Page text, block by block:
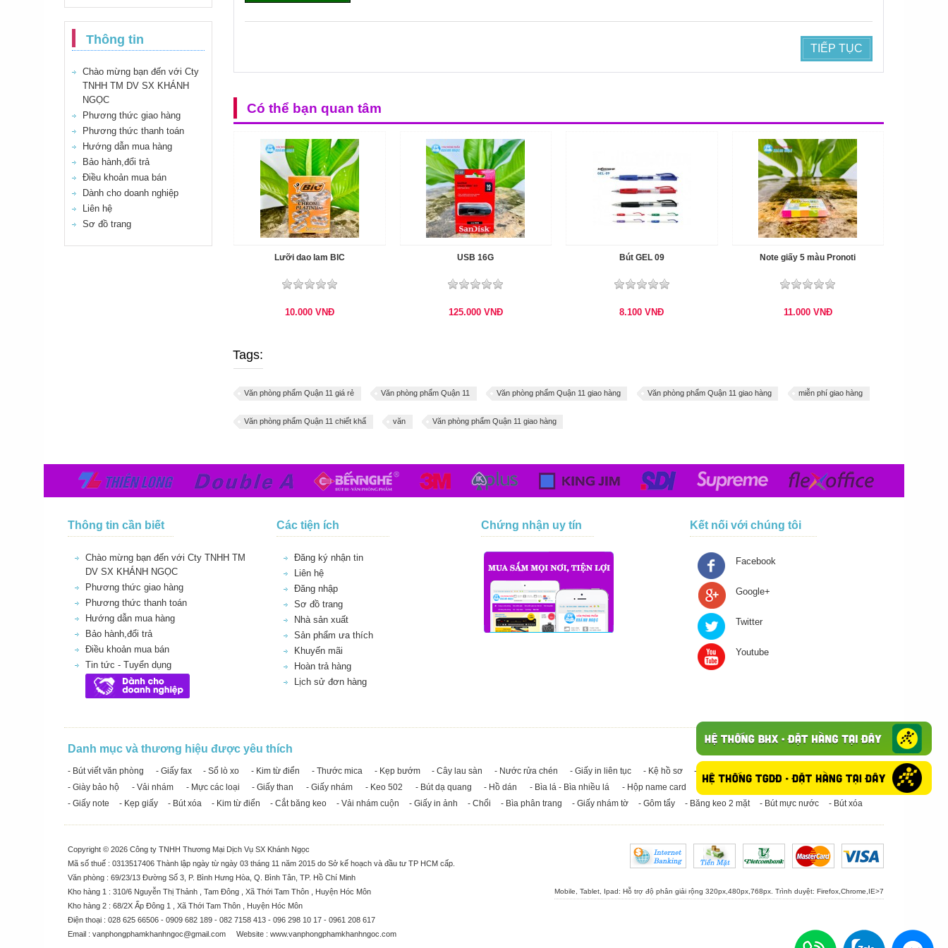
Thông tin
Chào mừng bạn đến với Cty
TNHH TM DV SX KHÁNH
NGỌC
Phương thức giao hàng
Phương thức thanh toán
Hướng dẫn mua hàng
Bảo hành,đổi trả
Điều khoản mua bán
Dành cho doanh nghiệp
Liên hệ
Sơ đồ trang
TIẾP TỤC
Có thể bạn quan tâm
Lưỡi dao lam BIC
10.000 VNĐ
USB 16G
125.000 VNĐ
Bút GEL 09
8.100VNĐ
Note giấy 5 màu Pronoti
11.000 VNĐ
Tags:
Văn phòng phẩm Quận 11 giá rẻ Văn phòng phẩm Quận 11 Văn phòng phẩm Quận 11 giao hàng Văn phòng phẩm Quận 11 giao hàng miễn phí giao hàng
Văn phòng phẩm Quận 11 chiết khấ văn Văn phòng phẩm Quận 11 giao hàng
Thông tin cần biết
Chào mừng bạn đến với Cty TNHH TM
DV SX KHÁNH NGỌC
Phương thức giao hàng
Phương thức thanh toán
Hướng dẫn mua hàng
Bảo hành,đổi trả
Điều khoản mua bán
Tin tức - Tuyển dụng
Các tiện ích
Đăng ký nhận tin
Liên hệ
Đăng nhập
Sơ đồ trang
Nhà sản xuất
Sản phẩm ưa thích
Khuyến mãi
Hoàn trả hàng
Lịch sử đơn hàng
Chứng nhận uy tín Kết nối với chúng tôi
Facebook
Google+
Twitter
Youtube
Danh mục và thương hiệu được yêu thích
- Bút viết văn phòng - Giấy fax - Sổ lò xo - Kim từ điển - Thước mica - Kẹp bướm - Cây lau sàn - Nước rửa chén - Giấy in liên tục - Kệ hồ sơ - Giấy in A4
- Băng keo trong - Băng keo đục
- Giày bảo hộ
- Vải nhám - Mực các loại - Giấy than - Giấy nhám - Keo 502 - Bút dạ quang - Hồ dán - Bìa lá - Bìa nhiều lá - Hộp name card - Giấy in A3 - Giấy vệ sinh
- Keo Silicone
- Giấy note
- Kẹp giấy - Bút xóa - Kim từ điển - Cắt băng keo - Vải nhám cuộn - Giấy in ảnh - Chổi - Bìa phân trang - Giấy nhám tờ - Gôm tẩy - Băng keo 2 mặt - Bút mực nước - Bút xóa
Mobile, Tablet, Ipad: Hỗ trợ độ phân giải rộng 320px,480px,768px. Trình duyệt: Firefox Chrome IE>7
Copyright © 2026 Công ty TNHH Thương Mại Dịch Vụ SX Khánh Ngọc
Mã số thuế : 0313517406 Thành lập ngày từ ngày 03 tháng 11 năm 2015 do Sở kế hoạch và đầu tư TP HCM cấp.
Văn phòng : 69/23/13 Đường Số 3, P. Bình Hưng Hòa, Q. Bình Tân, TP. Hồ Chí Minh
Kho hàng 1 : 310/6 Nguyễn Thị Thảnh , Tam Đông , Xã Thới Tam Thôn , Huyện Hóc Môn
Kho hàng 2 : 68/2X Ấp Đông 1 , Xã Thới Tam Thôn , Huyện Hóc Môn
Điện thoại : 028 625 66506 - 0909 682 189 - 082 7158 413 - 096 298 10 17 - 0961 208 617
Email : vanphongphamkhanhngoc@gmail.com Website : www.vanphongphamkhanhngoc.com